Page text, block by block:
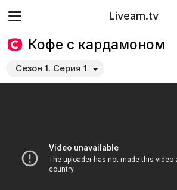
Liveam.tv
Кофе с кардамоном
Сезон 1. Серия 1